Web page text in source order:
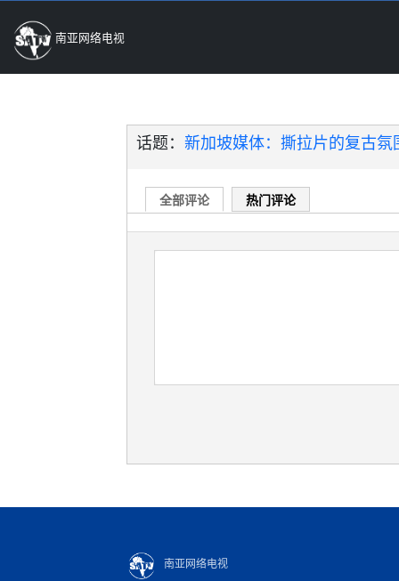
南亚网络电视
话题： 新加坡媒体：撕拉片的复古氛
全部评论 热门评论
南亚网络电视